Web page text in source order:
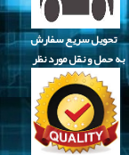
تحویل سریع سفارش
به حمل و نقل مورد نظر